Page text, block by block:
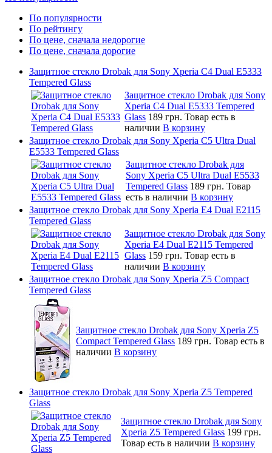
По популярности
По рейтингу
По цене, сначала недорогие
По цене, сначала дорогие
Защитное стекло Drobak для Sony Xperia C4 Dual E5333
Tempered Glass
Защитное стекло Drobak для Sony
Xperia C4 Dual E5333 Tempered
Glass 189 грн. Товар есть в
наличии В корзину
Защитное стекло Drobak для Sony Xperia C5 Ultra Dual
E5533 Tempered Glass
Защитное стекло Drobak для
Sony Xperia C5 Ultra Dual E5533
Tempered Glass 189 грн. Товар
есть в наличии В корзину
Защитное стекло Drobak для Sony Xperia E4 Dual E2115
Tempered Glass
Защитное стекло Drobak для Sony
Xperia E4 Dual E2115 Tempered
Glass 159 грн. Товар есть в
наличии В корзину
Защитное стекло Drobak для Sony Xperia Z5 Compact
Tempered Glass
Защитное стекло Drobak для Sony Xperia Z5
Compact Tempered Glass 189 грн. Товар есть в
наличии В корзину
Защитное стекло Drobak для Sony Xperia Z5 Tempered
Glass
Защитное стекло Drobak для Sony
Xperia Z5 Tempered Glass 199 грн.
Товар есть в наличии В корзину